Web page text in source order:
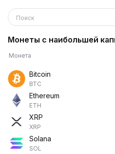
Поиск
Монеты с наибольшей
Монета
Bitcoin
BTC
Ethereum
ETH
XRP
XRP
Solana
SOL